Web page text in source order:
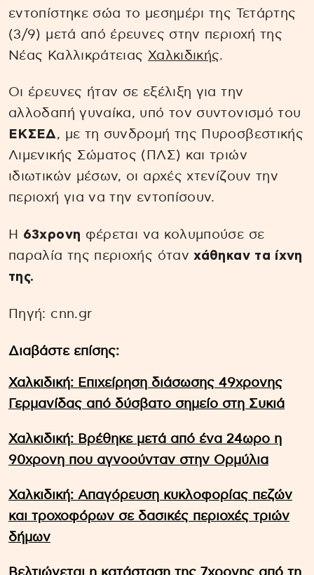
εντοπίστηκε σώα το μεσημέρι της Τετάρτης
(3/9) μετά από έρευνες στην περιοχή της
Νέας Καλλικράτειας Χαλκιδικής.
Οι έρευνες ήταν σε εξέλιξη για την
αλλοδαπή γυναίκα, υπό τον συντονισμό του
ΕΚΣΕΔ, με τη συνδρομή της Πυροσβεστικής
Λιμενικής Σώματος (ΠΛΣ) και τριών
ιδιωτικών μέσων, οι αρχές χτενίζουν την
περιοχή για να την εντοπίσουν.
Η 63χρονη φέρεται να κολυμπούσε σε
παραλία της περιοχής ότανχάθηκαν τα ίχνη
της.
Πηγή: cnn.gr
Διαβάστε επίσης:
Χαλκιδική: Επιχείρηση διάσωσης 49χρονης
Γερμανίδας από δύσβατο σημείο στη Συκιά
Χαλκιδική: Βρέθηκε μετά από ένα 24ωρο η
90χρονη που αγνοούνταν στην Ορμύλια
Χαλκιδική: Απαγόρευση κυκλοφορίας πεζών
και τροχοφόρων σε δασικές περιοχές τριών
δήμων